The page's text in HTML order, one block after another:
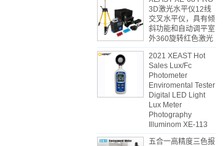
3D激光水平仪12线
交叉水平仪，具有倾
斜功能和自动调平室
外360旋转红色激光
2021 XEAST Hot
Sales Lux/Fc
Photometer
Enviromental Tester
Digital LED Light
Lux Meter
Photography
Illuminom XE-113
五合一高精度三色报